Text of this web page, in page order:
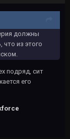
должны
из этого
подряд, сит
его